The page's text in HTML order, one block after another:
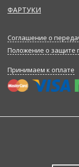
ФАРТУКИ
Соглашение о
Положение о защите
Принимаем к оплате